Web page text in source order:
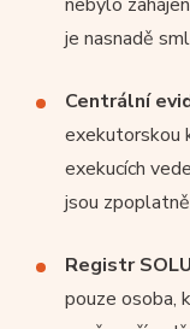
je nasnadě
Centrální
exekutorskou
exekucích
jsou
Registr
pouze osoba,